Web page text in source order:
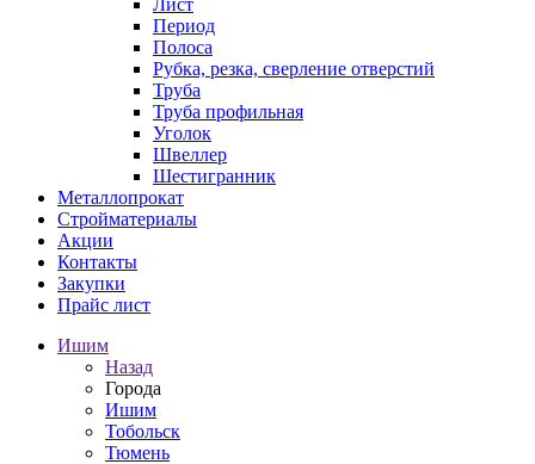
Лист
Период
Полоса
Рубка, резка, сверление отверстий
Труба
Труба профильная
Уголок
Швеллер
Шестигранник
Металлопрокат
Стройматериалы
Акции
Контакты
Закупки
Прайс лист
Ишим
Назад
Города
Ишим
Тобольск
Тюмень